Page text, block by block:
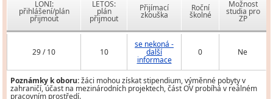
LONI:
přihlášení/plán
přijmout
LETOS:
plán
přijmout
Přijímací
zkouška
Roční
školné
Možnost
studia pro
ZP
29 / 10 10
se nekoná -
další
informace
0 Ne
Poznámky k oboru:žáci mohou získat stipendium, výměnné pobyty v
zahraničí, účast na mezinárodních projektech, část OV probíhá v reálném
pracovním prostředí.